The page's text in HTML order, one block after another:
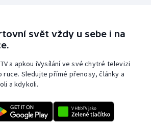
svět vždy u sebe i na
a apkou iVysílání ve své chytré televizi
ruce. Sledujte přímé přenosy, články a
a kdykoli.